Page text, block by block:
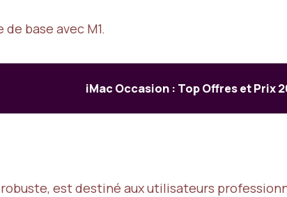
base avec M1.
iMac Occasion : Top Offres et Prix
est destiné aux utilisateurs